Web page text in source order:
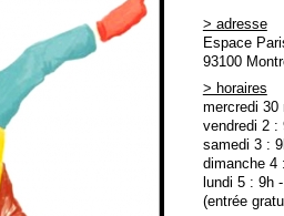
> adresse
Espace
93100
> horaires
mercredi 30
vendredi 2 :
samedi 3 :
dimanche 4
lundi 5 : 9h
(entrée